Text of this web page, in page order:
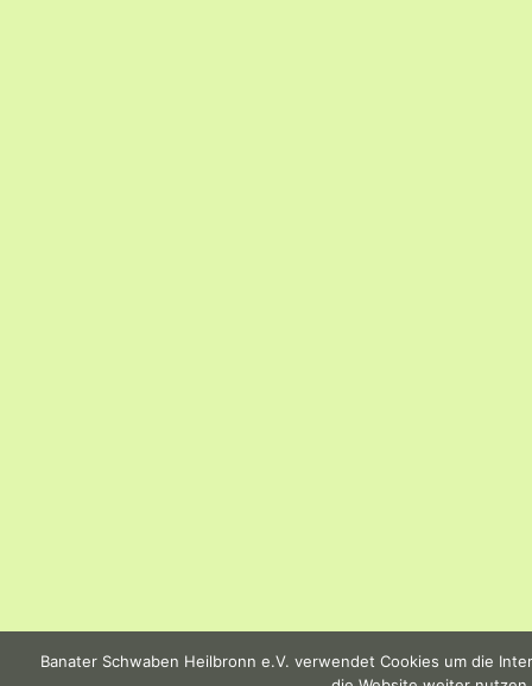
Banater Schwaben Heilbronn e.V. verwendet Cookies um die